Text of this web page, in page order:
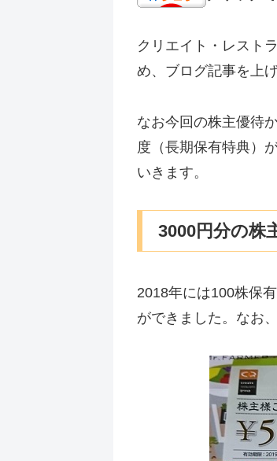
クリエイト・レスト
め、ブログ記事を上
なお今回の株主優待
度（長期保有特典）
いきます。
3000円分の株
2018年には100株保
ができました。なお